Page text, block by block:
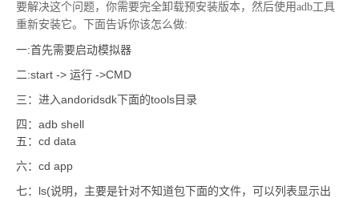
要解决这个问题，你需要完全卸载预安装版本，然后使用adb工具
重新安装它。下面告诉你该怎么做:
一:首先需要启动模拟器
二:start -> 运行 ->CMD
三：进入andoridsdk下面的tools目录
四： adb shell
五： cd data
六： cd app
七： ls(说明，主要是针对不知道包下面的文件，可以列表显示出